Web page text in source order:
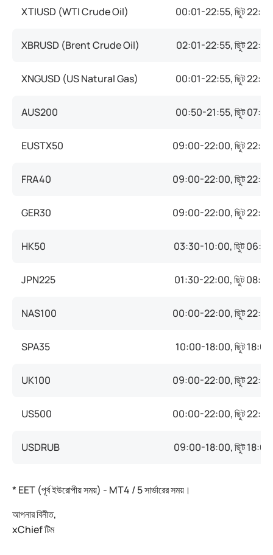
XTIUSD (WTI Crude Oil) 00:01-22:55, ছুিট
XBRUSD (Brent Crude Oil) 02:01-22:55, ছুিট
XNGUSD (US Natural Gas) 00:01-22:55, ছুিট
AUS200 00:50-21:55, ছুিট
EUSTX50 09:00-22:00, ছুিট
FRA40 09:00-22:00, ছুিট
GER30 09:00-22:00, ছুিট
HK50 03:30-10:00, ছুিট
JPN225 01:30-22:00, ছুিট
NAS100 00:00-22:00, ছুিট
SPA35 10:00-18:00, ছুিট
UK100 09:00-22:00, ছুিট
US500 00:00-22:00, ছুিট
USDRUB 09:00-18:00, ছুিট
* EET (পূর্ব ইউরোপীয় সময়) - МТ4 / 5 সার্ভারের সময়।
আপনার বিনীত,
xChief টিম